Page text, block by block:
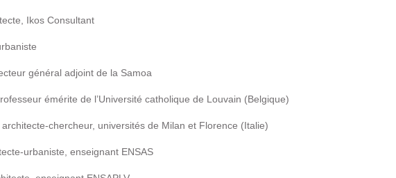
Ikos Consultant
général adjoint de la Samoa
émérite de l’Université catholique de Louvain (Belgique)
chercheur, universités de Milan et Florence (Italie)
urbaniste, enseignant ENSAS